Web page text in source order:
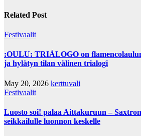
Related Post
Festivaalit
:OULU: TRIÁLOGO on
ja hylätyn tilan välinen trialogi
May 20, 2026 kerttuvali
Festivaalit
Luosto soi! palaa Aittakuruun –
seikkailulle luonnon keskelle